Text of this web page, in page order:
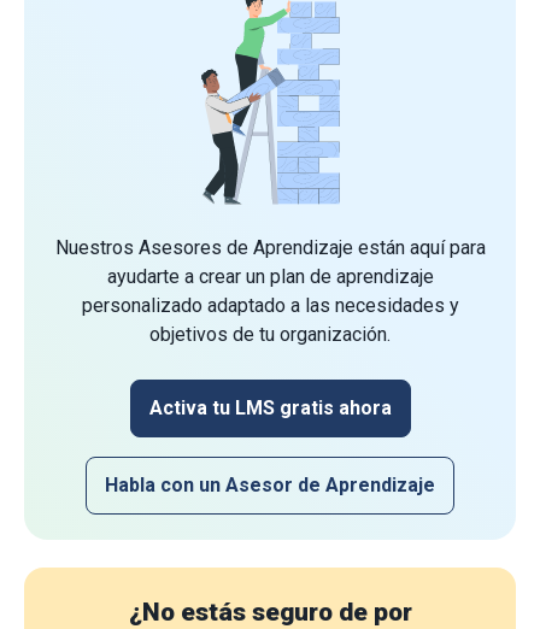
Nuestros Asesores de Aprendizaje están aquí para
ayudarte a crear un plan de aprendizaje
personalizado adaptado a las necesidades y
objetivos de tu organización.
Activa tu LMS gratis ahora
Habla con un Asesor de Aprendizaje
¿No estás seguro de por